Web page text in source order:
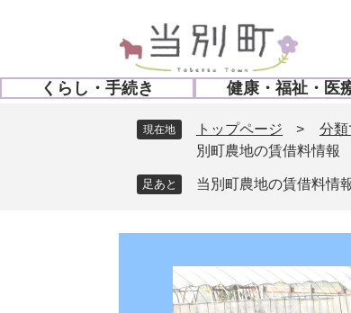
の
先
ー
を
くらし・手続き
開
健康・福祉・医
開
く
現在地 トップページ > 分類
別町農地の賃借料情報
当別町農地の賃借料情